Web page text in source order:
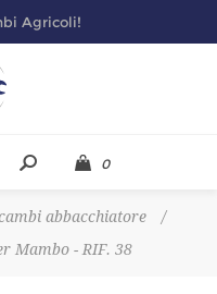
Agricoli!
0
abbacchiatore
/
Mambo - RIF. 38